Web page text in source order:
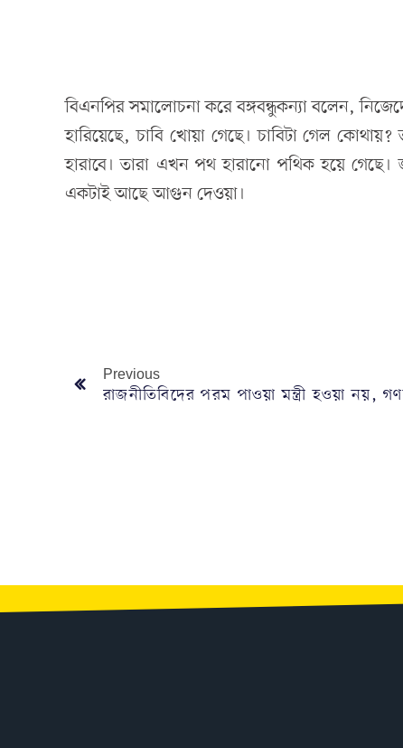
বিএনপির সমালোচনা করে বঙ্গবন্ধুকন্যা বলেন,
হারিয়েছে, চাবি খোয়া গেছে। চাবিটা গেল
হারাবে। তারা এখন পথ হারানো পথিক হয়ে
একটাই আছে আগুন দেওয়া।
Previous
রাজনীতিবিদের পরম পাওয়া মন্ত্রী হওয়া নয়,